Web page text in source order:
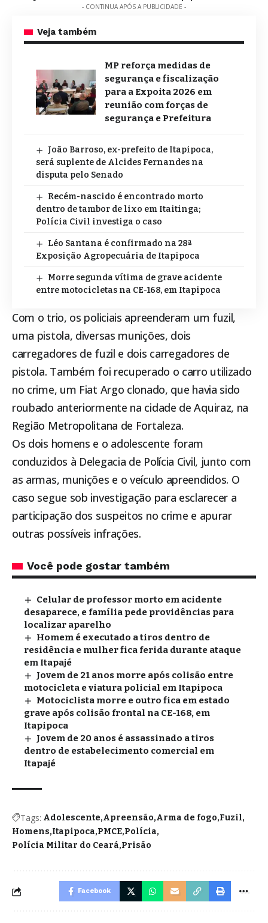
- CONTINUA APÓS A PUBLICIDADE -
Veja também
MP reforça medidas de
segurança e fiscalização
para a Expoita 2026 em
reunião com forças de
segurança e Prefeitura
João Barroso, ex-prefeito de Itapipoca,
será suplente de Alcides Fernandes na
disputa pelo Senado
Recém-nascido é encontrado morto
dentro de tambor de lixo em Itaitinga;
Polícia Civil investiga o caso
Léo Santana é confirmado na 28ª
Exposição Agropecuária de Itapipoca
Morre segunda vítima de grave acidente
entre motocicletas na CE-168, em Itapipoca
Com o trio, os policiais apreenderam um fuzil,
uma pistola, diversas munições, dois
carregadores de fuzil e dois carregadores de
pistola. Também foi recuperado o carro utilizado
no crime, um Fiat Argo clonado, que havia sido
roubado anteriormente na cidade de Aquiraz, na
Região Metropolitana de Fortaleza.
Os dois homens e o adolescente foram
conduzidos à Delegacia de Polícia Civil, junto com
as armas, munições e o veículo apreendidos. O
caso segue sob investigação para esclarecer a
participação dos suspeitos no crime e apurar
outras possíveis infrações.
Você pode gostar também
Celular de professor morto em acidente
desaparece, e família pede providências para
localizar aparelho
Homem é executado a tiros dentro de
residência e mulher fica ferida durante ataque
em Itapajé
Jovem de 21 anos morre após colisão entre
motocicleta e viatura policial em Itapipoca
Motociclista morre e outro fica em estado
grave após colisão frontal na CE-168, em
Itapipoca
Jovem de 20 anos é assassinado a tiros
dentro de estabelecimento comercial em
Itapajé
Tags: Adolescente Apreensão Arma de fogo Fuzil
Homens Itapipoca PMCE Polícia
Polícia Militar do Ceará Prisão
Facebook